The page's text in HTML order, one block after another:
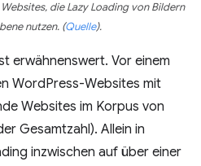
die Lazy Loading von Bildern
nutzen. (Quelle).
erwähnenswert. Vor einem
WordPress-Websites mit
Websites im Korpus von
Gesamtzahl). Allein in
inzwischen auf über einer